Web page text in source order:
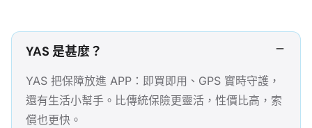
YAS 是甚麼？
YAS 把保障放進 APP：即買即用、GPS 實時守護，
還有生活小幫手。比傳統保險更靈活，性價比高，索
償也更快。